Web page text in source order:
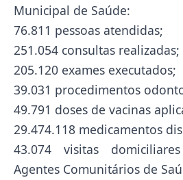
Municipal de Saúde:
76.811 pessoas atendidas;
251.054 consultas realizadas;
205.120 exames executados;
39.031 procedimentos
49.791 doses de vacinas
29.474.118 medicamentos
43.074 visitas
Agentes Comunitários de